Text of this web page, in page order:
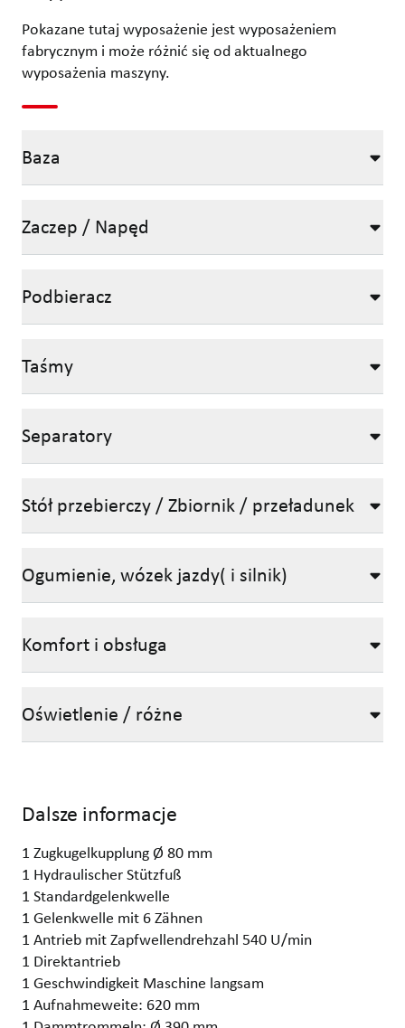
Pokazane tutaj wyposażenie jest wyposażeniem
fabrycznym i może różnić się od aktualnego
wyposażenia maszyny.
Baza
Zaczep / Napęd
Podbieracz
Taśmy
Separatory
Stół przebierczy / Zbiornik / przeładunek
Ogumienie, wózek jazdy( i silnik)
Komfort i obsługa
Oświetlenie / różne
Dalsze informacje
1 Zugkugelkupplung Ø 80 mm
1 Hydraulischer Stützfuß
1 Standardgelenkwelle
1 Gelenkwelle mit 6 Zähnen
1 Antrieb mit Zapfwellendrehzahl 540 U/min
1 Direktantrieb
1 Geschwindigkeit Maschine langsam
1 Aufnahmeweite: 620 mm